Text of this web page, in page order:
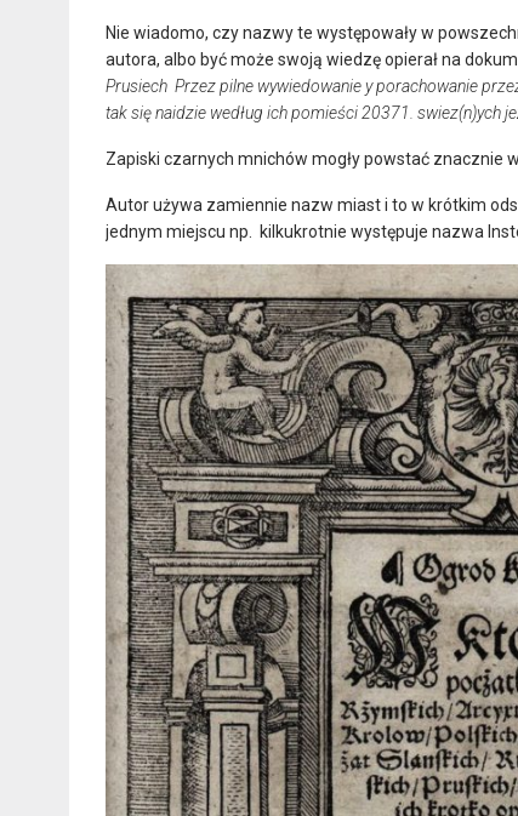
Nie wiadomo, czy nazwy te występowały w
autora, albo być może swoją wiedzę opierał na
Prusiech Przez pilne wywiedowanie y porachowanie
tak się naidzie według ich pomieści 20371. swiez(n)ych
Zapiski czarnych mnichów mogły powstać znacznie
Autor używa zamiennie nazw miast i to w krótkim
jednym miejscu np. kilkukrotnie występuje nazwa